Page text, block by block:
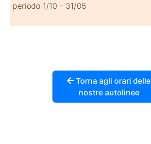
periodo 1/10 - 31/05
Torna agli orari delle
nostre autolinee